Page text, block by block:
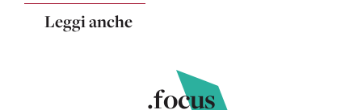
Leggi anche
.focus